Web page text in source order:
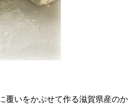
覆いをかぶせて作る滋賀県産のか